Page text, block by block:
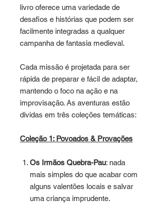
livro oferece uma variedade de
desafios e histórias que podem ser
facilmente integradas a qualquer
campanha de fantasia medieval.
Cada missão é projetada para ser
rápida de preparar e fácil de adaptar,
mantendo o foco na ação e na
improvisação. As aventuras estão
dividas em três coleções temáticas:
Coleção 1: Povoados & Provações
Os Irmãos Quebra-Pau: nada
mais simples do que acabar com
alguns valentões locais e salvar
uma criança imprudente.